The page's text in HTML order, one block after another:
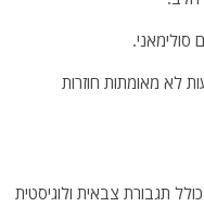
לא מאומתות חוזרות
תגבורת צבאית ולוגיסטית